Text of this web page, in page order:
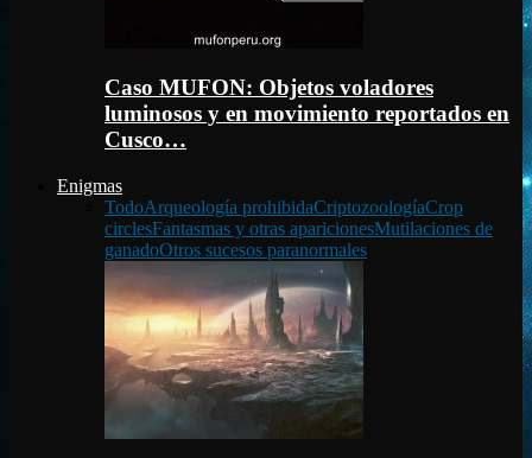
Caso MUFON: Objetos voladores
luminosos y en movimiento reportados en
Cusco…
Enigmas
TodoArqueología prohibidaCriptozoologíaCrop
circlesFantasmas y otras aparicionesMutilaciones de
ganadoOtros sucesos paranormales